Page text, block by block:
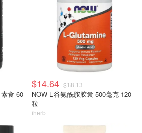
$14.64 $18.13
NOW L-谷氨酰胺胶囊 500毫克 120
粒
iherb